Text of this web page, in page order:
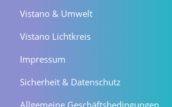
Vistano & Umwelt
Vistano Lichtkreis
Impressum
Sicherheit & Datenschutz